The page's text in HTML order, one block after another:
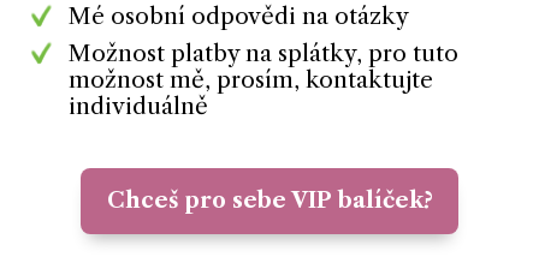
Mé osobní odpovědi na otázky
Možnost platby na splátky, pro tuto
možnost mě, prosím, kontaktujte
individuálně
Chceš pro sebe VIP balíček?